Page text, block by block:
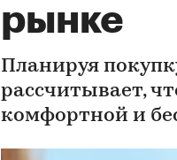
рынке
Планируя
рассчитывает,
комфортной и